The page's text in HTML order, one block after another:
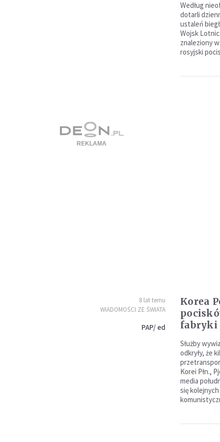
Według
dotarli
ustaleń
Wojsk
znaleziony
rosyjski
8 lat temu
WIADOMOŚCI ZE ŚWIATA
PAP/ ed
Korea
fabryki
Służby
odkryły, że
Korei Płn.,
media
się